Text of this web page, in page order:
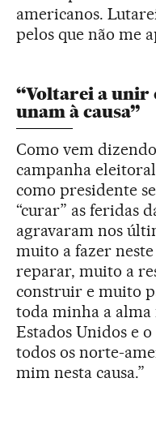
americanos.
pelos que não me
“Voltarei a unir
unam à causa”
Como vem
campanha
como presidente
“curar” as feridas
agravaram nos
muito a fazer
reparar, muito a
construir e muito
toda minha a
Estados Unidos e
todos os norte-
mim nesta causa.”